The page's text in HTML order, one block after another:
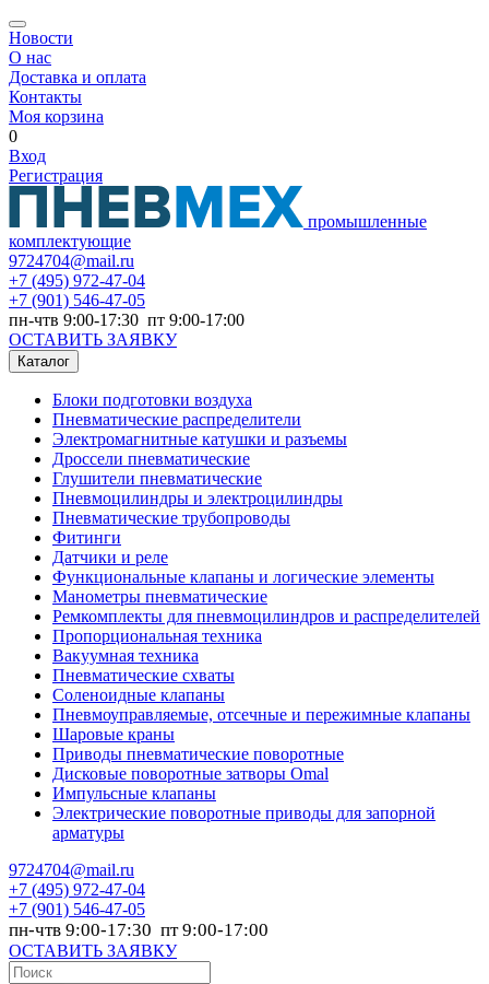
Новости
О нас
Доставка и оплата
Контакты
Моя корзина
0
Вход
Регистрация
промышленные
комплектующие
9724704@mail.ru
+7 (495) 972-47-04
+7 (901) 546-47-05
пн-чтв 9:00-17:30 пт 9:00-17:00
ОСТАВИТЬ ЗАЯВКУ
Каталог
Блоки подготовки воздуха
Пневматические распределители
Электромагнитные катушки и разъемы
Дроссели пневматические
Глушители пневматические
Пневмоцилиндры и электроцилиндры
Пневматические трубопроводы
Фитинги
Датчики и реле
Функциональные клапаны и логические элементы
Манометры пневматические
Ремкомплекты для пневмоцилиндров и распределителей
Пропорциональная техника
Вакуумная техника
Пневматические схваты
Соленоидные клапаны
Пневмоуправляемые, отсечные и пережимные клапаны
Шаровые краны
Приводы пневматические поворотные
Дисковые поворотные затворы Omal
Импульсные клапаны
Электрические поворотные приводы для запорной
арматуры
9724704@mail.ru
+7 (495) 972-47-04
+7 (901) 546-47-05
пн-чтв 9:00-17:30 пт 9:00-17:00
ОСТАВИТЬ ЗАЯВКУ